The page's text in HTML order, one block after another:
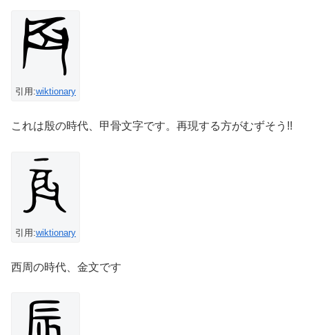
引用:wiktionary
これは殷の時代、甲骨文字です。再現する方がむずそう!!
引用:wiktionary
西周の時代、金文です